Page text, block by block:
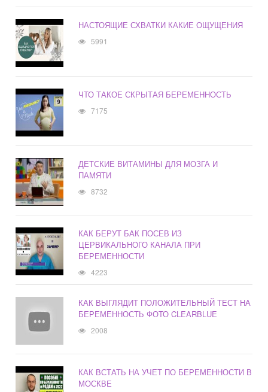
НАСТОЯЩИЕ СХВАТКИ КАКИЕ ОЩУЩЕНИЯ
5991
ЧТО ТАКОЕ СКРЫТАЯ БЕРЕМЕННОСТЬ
7175
ДЕТСКИЕ ВИТАМИНЫ ДЛЯ МОЗГА И
ПАМЯТИ
8732
КАК БЕРУТ БАК ПОСЕВ ИЗ
ЦЕРВИКАЛЬНОГО КАНАЛА ПРИ
БЕРЕМЕННОСТИ
4223
КАК ВЫГЛЯДИТ ПОЛОЖИТЕЛЬНЫЙ ТЕСТ НА
БЕРЕМЕННОСТЬ ФОТО CLEARBLUE
2008
КАК ВСТАТЬ НА УЧЕТ ПО БЕРЕМЕННОСТИ В
МОСКВЕ